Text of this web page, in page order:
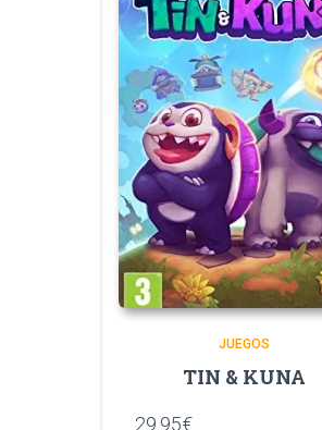
JUEGOS
TIN & KUNA
29.95€